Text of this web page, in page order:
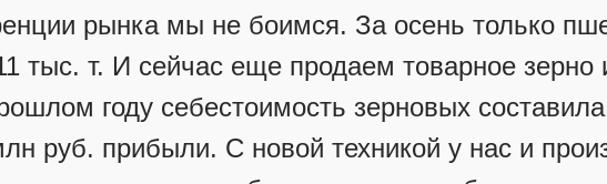
рынка мы не боимся. За осень только
тыс. т. И сейчас еще продаем товарное зерно
году себестоимость зерновых
руб. прибыли. С новой техникой у нас и